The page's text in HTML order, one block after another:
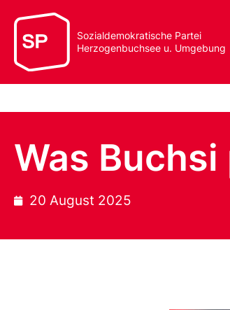
Sozialdemokratische Partei
Herzogenbuchsee u. Umgebung
Was
20 August 2025